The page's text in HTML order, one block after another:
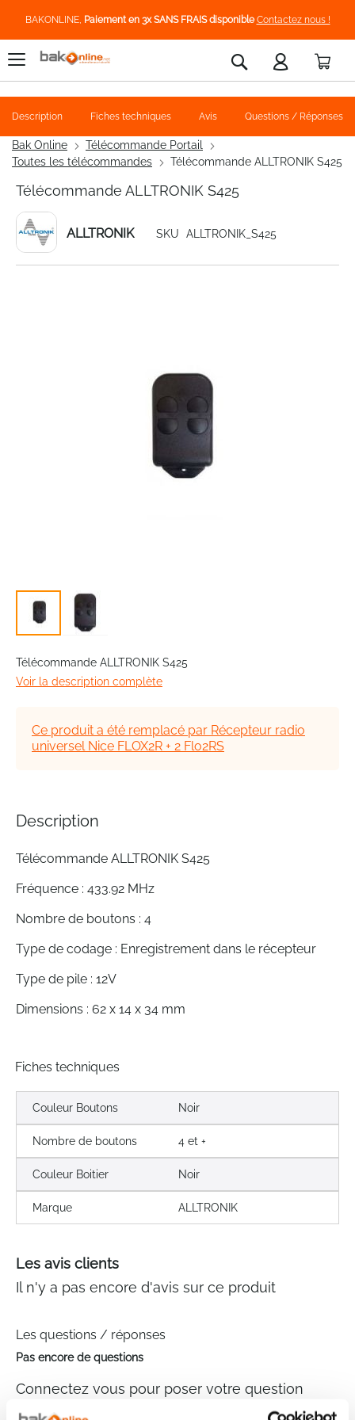
BAKONLINE, Paiement en 3x SANS FRAIS disponible Contactez nous !
Rechercher
Bak Online
Télécommande Portail
Toutes les télécommandes
Télécommande ALLTRONIK S425
Télécommande ALLTRONIK S425
ALLTRONIK SKU ALLTRONIK_S425
to
the
beginning
images
gallery
Télécommande ALLTRONIK S425
Voir la description complète
Ce produit a été remplacé par Récepteur radio
universel Nice FLOX2R + 2 Flo2RS
Description Fiches techniques Avis Questions / Réponses
Description
Télécommande ALLTRONIK S425
Fréquence : 433.92 MHz
Nombre de boutons : 4
Type de codage : Enregistrement dans le récepteur
Type de pile : 12V
Dimensions : 62 x 14 x 34 mm
Fiches techniques
Couleur Boutons Noir
Nombre de boutons 4 et +
Couleur Boitier Noir
Marque ALLTRONIK
Les avis clients
Il n'y a pas encore d'avis sur ce produit
Les questions / réponses
Pas encore de questions
Connectez vous pour poser votre question